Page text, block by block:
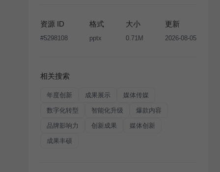
版权声明
条款，禁止任何形式的转让、出售或出租，未
经投权许可任何人不得擅自转载和分发，否则将接照我
资源 ID
#5298108
格式
pptx
大小
0.71M
更新
2026-08-05
相关搜索
年度创新 成果展示 媒体传媒
数字化转型 智能化升级 爆款内容
品牌影响力 创新成果 媒体创新
成果丰硕